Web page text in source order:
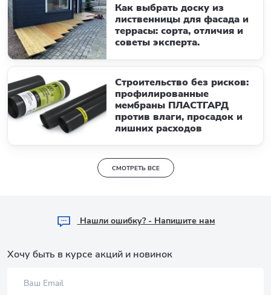
Как выбрать доску из
лиственницы для фасада и
террасы: сорта, отличия и
советы эксперта.
Строительство без рисков:
профилированные
мембраны ПЛАСТГАРД
против влаги, просадок и
лишних расходов
СМОТРЕТЬ ВСЕ
Hашли ошибку? - Напишите нам
Хочу быть в курсе акций и новинок